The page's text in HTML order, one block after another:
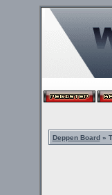
Deppen Board»